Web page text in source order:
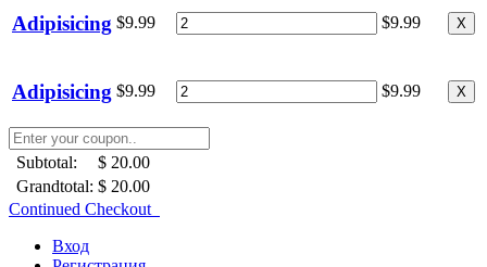
Adipisicing $9.99 $9.99 X
Adipisicing $9.99 $9.99 X
Subtotal:
$ 20.00
Grandtotal: $ 20.00
Continued Checkout
Вход